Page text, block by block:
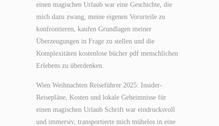
einen magischen Urlaub war eine Geschichte, die
mich dazu zwang, meine eigenen Vorurteile zu
konfrontieren, kaufen Grundlagen meiner
Überzeugungen in Frage zu stellen und die
Komplexitäten kostenlose bücher pdf menschlichen
Erlebens zu überdenken.
Wien Weihnachten Reiseführer 2025: Insider-
Reisepläne, Kosten und lokale Geheimnisse für
einen magischen Urlaub Schrift war eindrucksvoll
und immersiv, transportierte mich mühelos in eine